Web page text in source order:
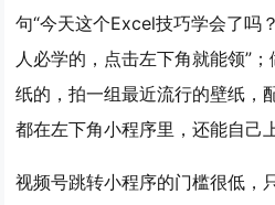
句“今天这个Excel技巧学会了吗
人必学的，点击左下角就能领”
纸的，拍一组最近流行的壁纸，
都在左下角小程序里，还能自己
视频号跳转小程序的门槛很低，